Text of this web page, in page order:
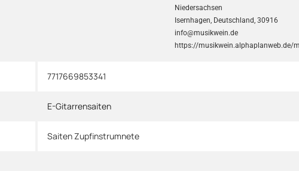
Niedersachsen
Isernhagen, Deutschland, 30916
info@musikwein.de
https://musikwein.alphaplanweb.de/
7717669853341
E-Gitarrensaiten
Saiten Zupfinstrumnete